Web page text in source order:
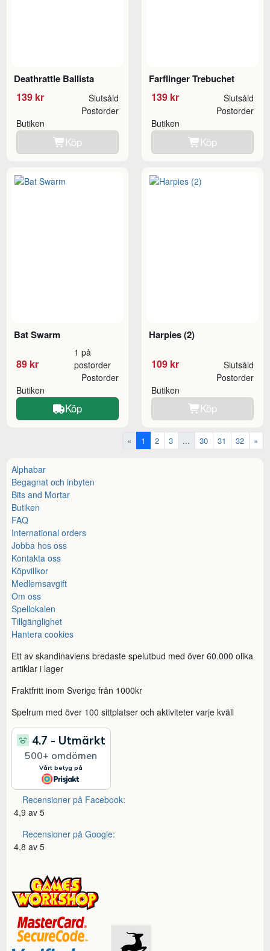
Deathrattle Ballista
139 kr Slutsåld
Butiken
Postorder
Köp
Farflinger Trebuchet
139 kr Slutsåld
Butiken
Postorder
Köp
Bat Swarm
89 kr
1 på
postorder
Butiken
Postorder
Köp
Harpies (2)
109 kr Slutsåld
Butiken
Postorder
Köp
« 1 2 3 ... 30 31 32 »
Alphabar
Begagnat och inbyten
Bits and Mortar
Butiken
FAQ
International orders
Jobba hos oss
Kontakta oss
Köpvillkor
Medlemsavgift
Om oss
Spellokalen
Tillgänglighet
Hantera cookies
Ett av skandinaviens bredaste spelutbud med över 60.000 olika
artiklar i lager
Fraktfritt inom Sverige från 1000kr
Spelrum med över 100 sittplatser och aktiviteter varje kväll
Recensioner på Facebook:
4,9 av 5
Recensioner på Google:
4,8 av 5